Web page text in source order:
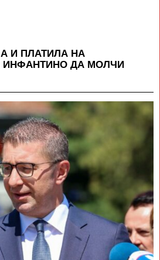
И ПЛАТИЛА НА
ДА МОЛЧИ